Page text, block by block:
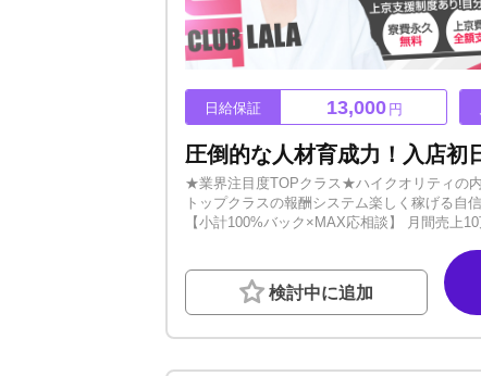
日給保証 13,000 円
★業界注目度TOPクラス★ハイクオリティの
トップクラスの報酬システム楽しく稼げる自
【小計100%バック×MAX応相談】 月間売上10万プレイヤー▶30万贈呈 月間売上30万プレイヤー▶50万贈呈 売上50万以上のか
ション寮完備（店まで徒歩5分） ★寮費永久
安心！ その他待遇充実！ ★キャッチ・ノル
業前後の掃除を完全撤廃 ※キッチンに専属
かかわらず全員が私服OK！ 成長率トップク
ム完備！ 毎月賞金だけで〇十万円～稼げま
検討中に追加